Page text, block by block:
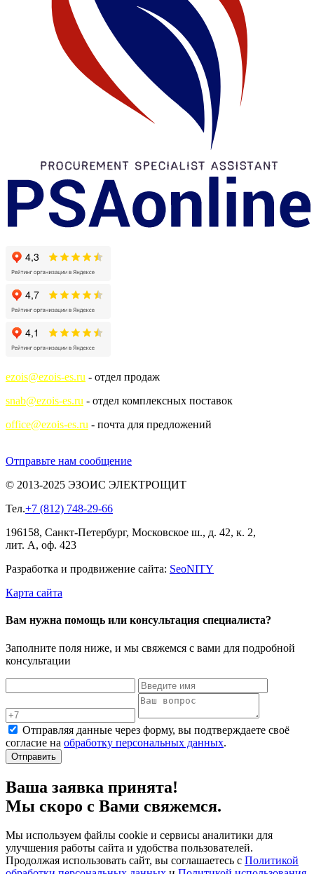
ezois@ezois-es.ru - отдел продаж
snab@ezois-es.ru - отдел комплексных поставок
office@ezois-es.ru - почта для предложений
Отправьте нам сообщение
© 2013-2025 ЭЗОИС ЭЛЕКТРОЩИТ
Тел.+7 (812) 748-29-66
196158, Санкт-Петербург, Московское ш., д. 42, к. 2,
лит. А, оф. 423
Разработка и продвижение сайта: SeoNITY
Карта сайта
Вам нужна помощь или консультация специалиста?
Заполните поля ниже, и мы свяжемся с вами для подробной
консультации
Отправляя данные через форму, вы подтверждаете своё
согласие на обработку персональных данных.
Отправить
Ваша заявка принята!
Мы скоро с Вами свяжемся.
Мы используем файлы cookie и сервисы аналитики для
улучшения работы сайта и удобства пользователей.
Продолжая использовать сайт, вы соглашаетесь с Политикой